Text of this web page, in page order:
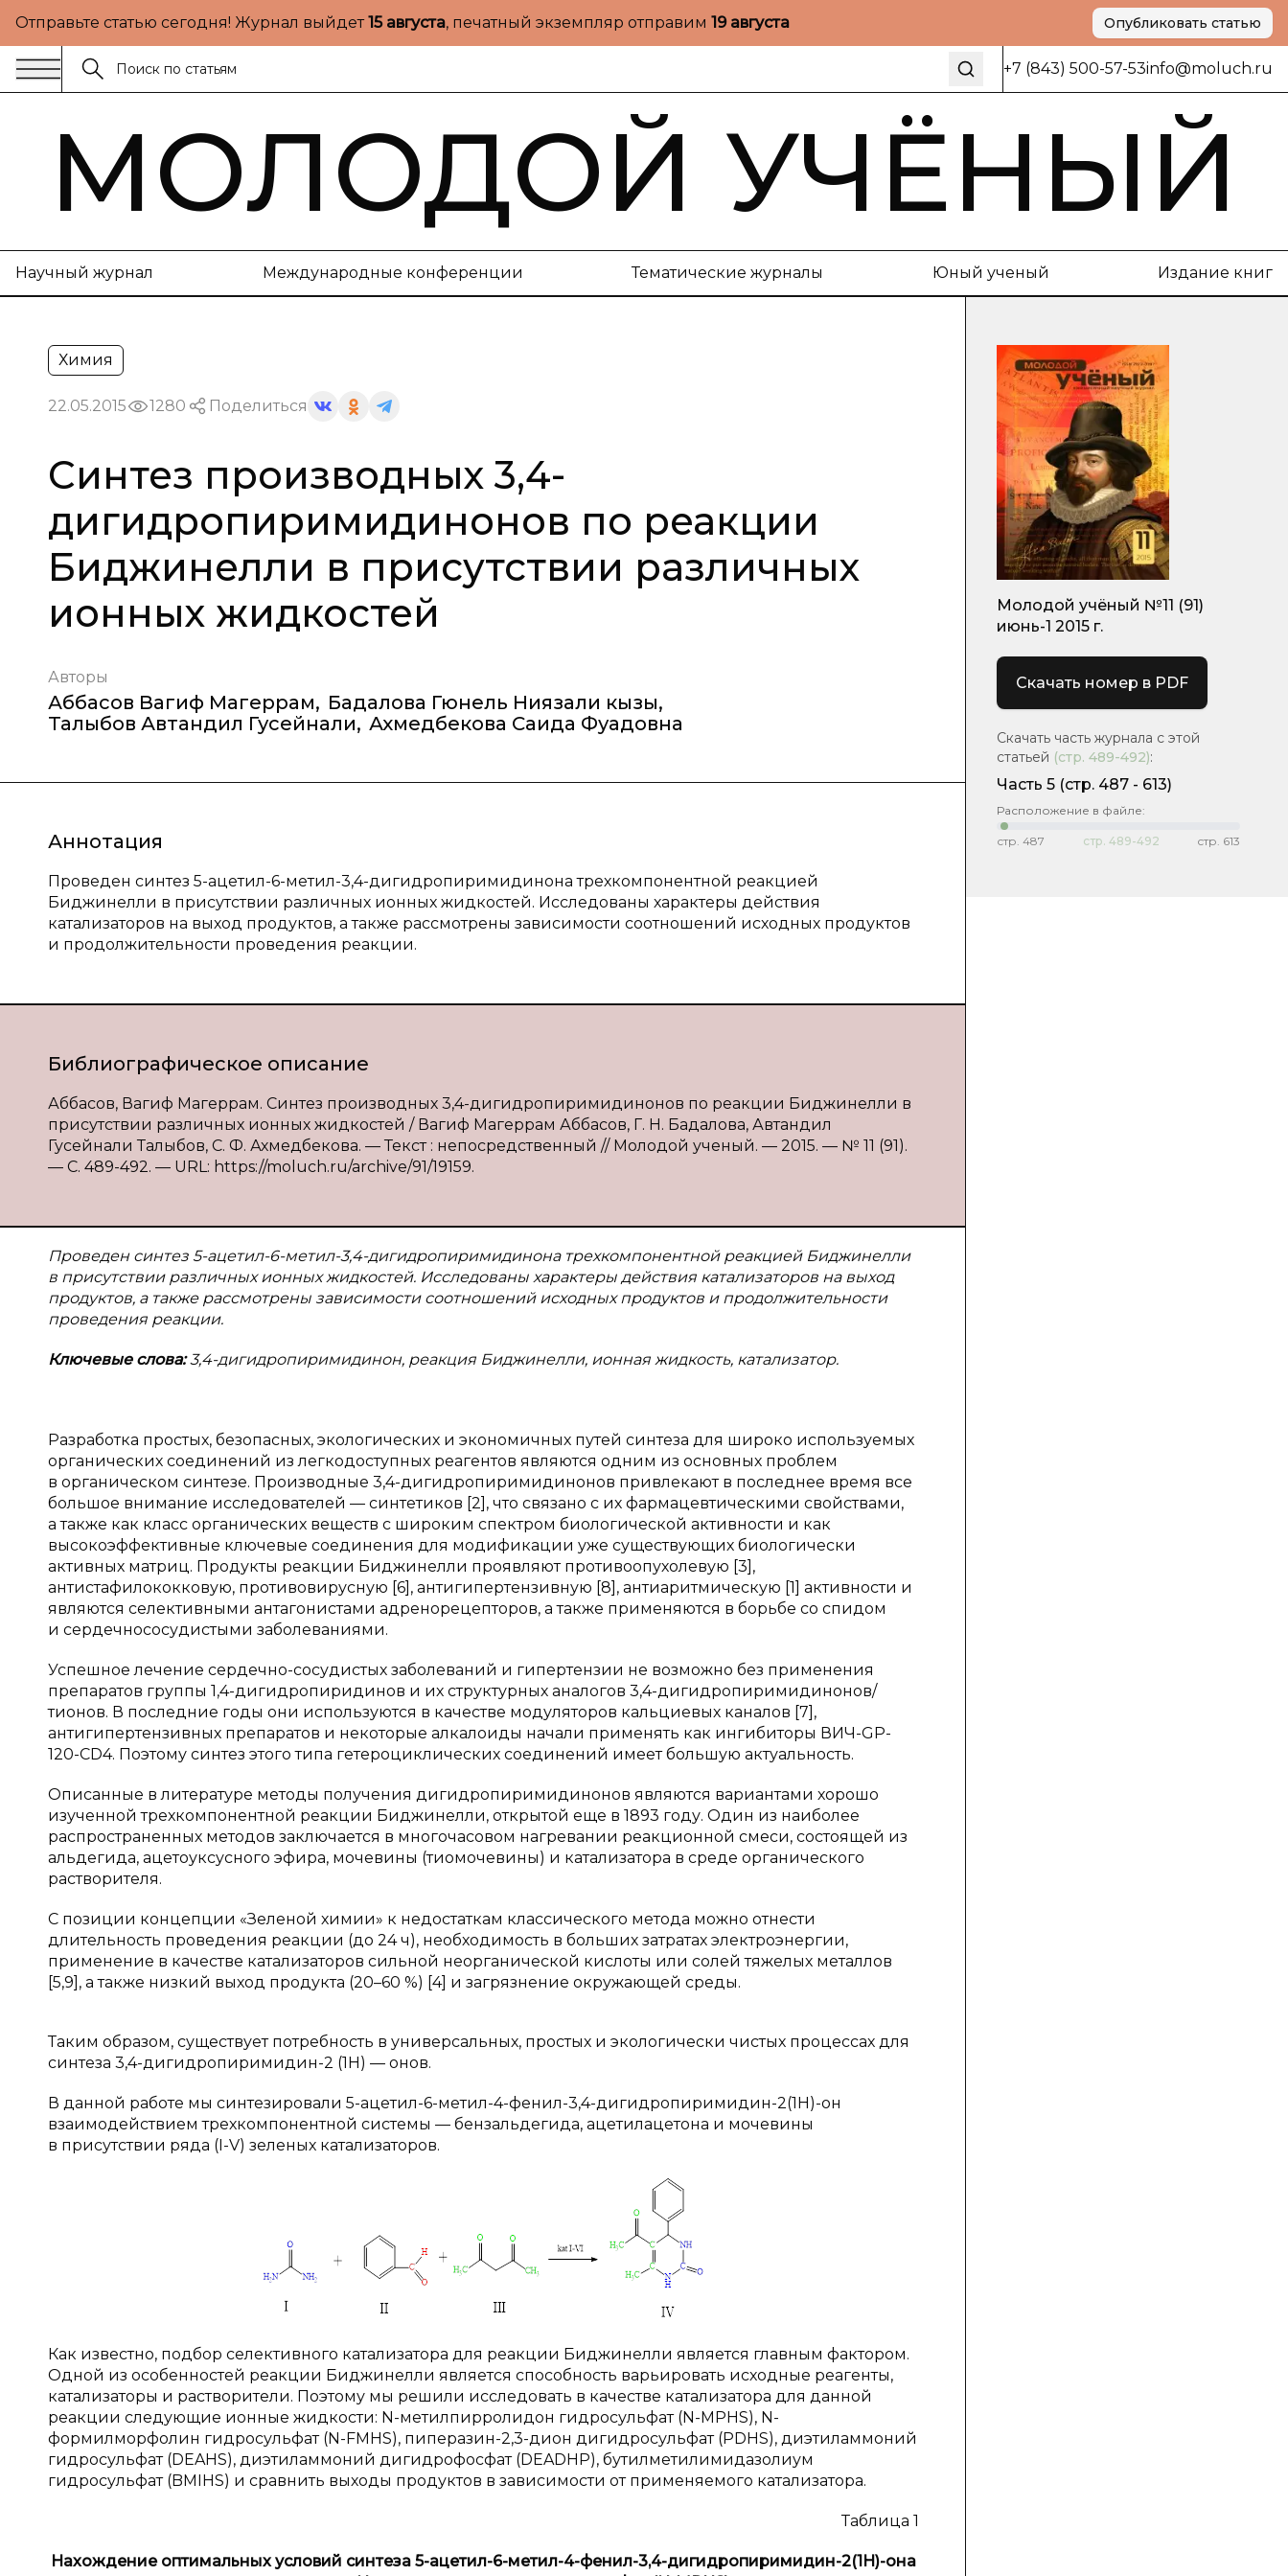
Отправьте статью сегодня! Журнал выйдет15 августа, печатный экземпляр отправим 19 августа Опубликовать статью
+7 (843) 500-57-53info@moluch.ru
МОЛОДОЙ УЧЁНЫЙ
Научный журнал Международные конференции Тематические журналы Юный ученый Издание книг
Химия
22.05.2015 1280 Поделиться
Синтез производных 3,4-
дигидропиримидинонов по реакции
Биджинелли в присутствии различных
ионных жидкостей
Авторы
Аббасов Вагиф Магеррам, Бадалова Гюнель Ниязали кызы,
Талыбов Автандил Гусейнали, Ахмедбекова Саида Фуадовна
Аннотация
Проведен синтез 5-ацетил-6-метил-3,4-дигидропиримидинона трехкомпонентной реакцией
Биджинелли в присутствии различных ионных жидкостей. Исследованы характеры действия
катализаторов на выход продуктов, а также рассмотрены зависимости соотношений исходных продуктов
и продолжительности проведения реакции.
Библиографическое описание
Аббасов, Вагиф Магеррам. Синтез производных 3,4-дигидропиримидинонов по реакции Биджинелли в
присутствии различных ионных жидкостей / Вагиф Магеррам Аббасов, Г. Н. Бадалова, Автандил
Гусейнали Талыбов, С. Ф. Ахмедбекова. — Текст : непосредственный // Молодой ученый. — 2015. — № 11 (91).
— С. 489-492. — URL: https://moluch.ru/archive/91/19159.
Проведен синтез 5-ацетил-6-метил-3,4-дигидропиримидинона трехкомпонентной реакцией Биджинелли
в присутствии различных ионных жидкостей. Исследованы характеры действия катализаторов на выход
продуктов, а также рассмотрены зависимости соотношений исходных продуктов и продолжительности
проведения реакции.
Ключевые слова: 3,4-дигидропиримидинон, реакция Биджинелли, ионная жидкость, катализатор.
Разработка простых, безопасных, экологических и экономичных путей синтеза для широко используемых
органических соединений из легкодоступных реагентов являются одним из основных проблем
в органическом синтезе. Производные 3,4-дигидропиримидинонов привлекают в последнее время все
большое внимание исследователей — синтетиков [2], что связано с их фармацевтическими свойствами,
а также как класс органических веществ с широким спектром биологической активности и как
высокоэффективные ключевые соединения для модификации уже существующих биологически
активных матриц. Продукты реакции Биджинелли проявляют противоопухолевую [3],
антистафилококковую, противовирусную [6], антигипертензивную [8], антиаритмическую [1] активности и
являются селективными антагонистами адренорецепторов, а также применяются в борьбе со спидом
и сердечнососудистыми заболеваниями.
Успешное лечение сердечно-сосудистых заболеваний и гипертензии не возможно без применения
препаратов группы 1,4-дигидропиридинов и их структурных аналогов 3,4-дигидропиримидинонов/
тионов. В последние годы они используются в качестве модуляторов кальциевых каналов [7],
антигипертензивных препаратов и некоторые алкалоиды начали применять как ингибиторы ВИЧ-GP-
120-CD4. Поэтому синтез этого типа гетероциклических соединений имеет большую актуальность.
Описанные в литературе методы получения дигидропиримидинонов являются вариантами хорошо
изученной трехкомпонентной реакции Биджинелли, открытой еще в 1893 году. Один из наиболее
распространенных методов заключается в многочасовом нагревании реакционной смеси, состоящей из
альдегида, ацетоуксусного эфира, мочевины (тиомочевины) и катализатора в среде органического
растворителя.
С позиции концепции «Зеленой химии» к недостаткам классического метода можно отнести
длительность проведения реакции (до 24 ч), необходимость в больших затратах электроэнергии,
применение в качестве катализаторов сильной неорганической кислоты или солей тяжелых металлов
[5,9], а также низкий выход продукта (20–60 %) [4] и загрязнение окружающей среды.
Таким образом, существует потребность в универсальных, простых и экологически чистых процессах для
синтеза 3,4-дигидропиримидин-2 (1H) — онов.
В данной работе мы синтезировали 5-ацетил-6-метил-4-фенил-3,4-дигидропиримидин-2(1H)-он
взаимодействием трехкомпонентной системы — бензальдегида, ацетилацетона и мочевины
в присутствии ряда (I-V) зеленых катализаторов.
Как известно, подбор селективного катализатора для реакции Биджинелли является главным фактором.
Одной из особенностей реакции Биджинелли является способность варьировать исходные реагенты,
катализаторы и растворители. Поэтому мы решили исследовать в качестве катализатора для данной
реакции следующие ионные жидкости: N-метилпирролидон гидросульфат (N-MPHS), N-
формилморфолин гидросульфат (N-FMHS), пиперазин-2,3-дион дигидросульфат (PDHS), диэтиламмоний
гидросульфат (DEAHS), диэтиламмоний дигидрофосфат (DEADHP), бутилметилимидазолиум
гидросульфат (BMIHS) и сравнить выходы продуктов в зависимости от применяемого катализатора.
Таблица 1
Нахождение оптимальных условий синтеза 5-ацетил-6-метил-4-фенил-3,4-дигидропиримидин-2(1Н)-она
Молодой учёный №11 (91)
июнь-1 2015 г.
Скачать номер в PDF
Скачать часть журнала с этой
статьей (стр. 489-492):
Часть 5 (cтр. 487 - 613)
Расположение в файле:
стр. 487 стр. 489-492 стр. 613